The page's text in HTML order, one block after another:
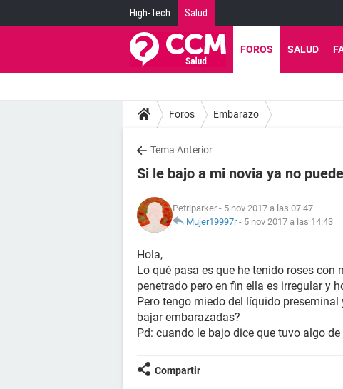
High-Tech Salud
FOROS SALUD
Foros Embarazo
Tema Anterior
Si le bajo a mi novia ya no
Petriparker - 5 nov 2017 a las 07:47
Mujer19997r- 5 nov 2017 a las 14:43
Hola,
Lo qué pasa es que he tenido roses con
penetrado pero en fin ella es irregular y
Pero tengo miedo del líquido
bajar embarazadas?
Pd: cuando le bajo dice que tuvo algo
Compartir